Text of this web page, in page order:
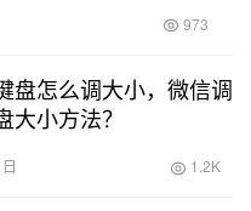
973
盘怎么调大小，微信调
大小方法？
1.2K